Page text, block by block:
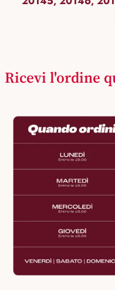
Ricevi l'ordine